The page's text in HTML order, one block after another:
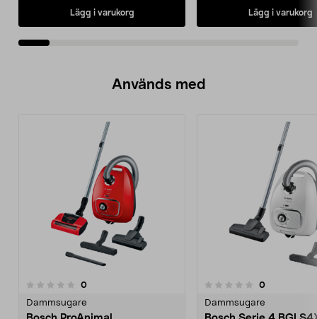
Lägg i varukorg Lägg i varukorg
Används med
0recensioner
Dammsugare
0.0 av 5 stjärnor 0recensioner
Dammsugare
0.0 av 5 stjärnor